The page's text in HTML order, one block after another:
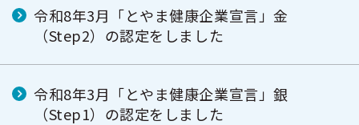
令和8年3月「とやま健康企業宣言」金
（Step2）の認定をしました
令和8年3月「とやま健康企業宣言」銀
（Step1）の認定をしました